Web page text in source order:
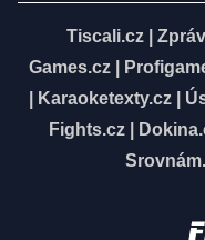
Tiscali.cz
Games.cz
Karaoketexty.cz|
Fights.cz